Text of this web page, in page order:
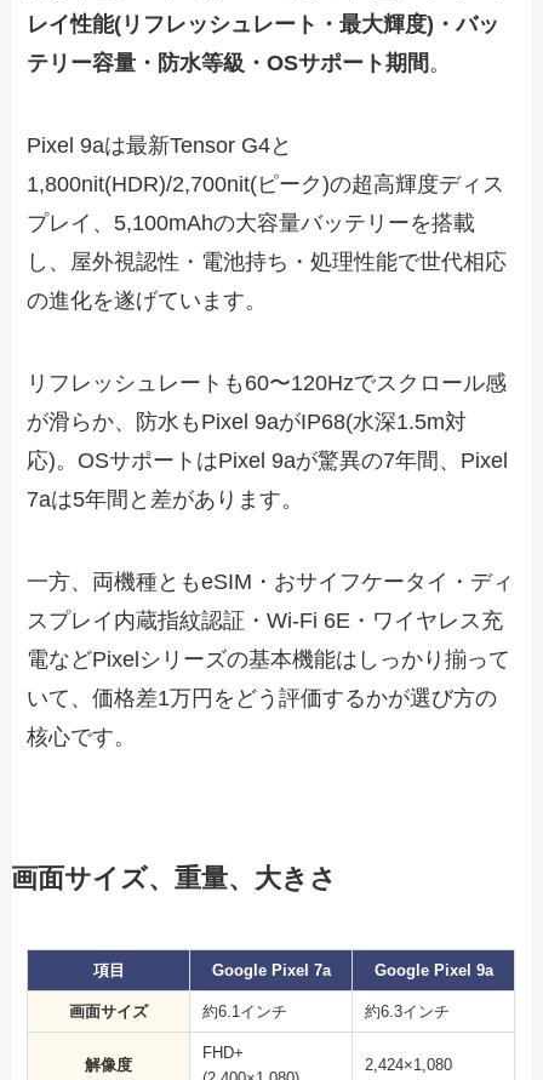
レイ性能(リフレッシュレート・最大輝度)・バッ
テリー容量・防水等級・OSサポート期間。
Pixel 9aは最新Tensor G4と
1,800nit(HDR)/2,700nit(ピーク)の超高輝度ディス
プレイ、5,100mAhの大容量バッテリーを搭載
し、屋外視認性・電池持ち・処理性能で世代相応
の進化を遂げています。
リフレッシュレートも60〜120Hzでスクロール感
が滑らか、防水もPixel 9aがIP68(水深1.5m対
応)。OSサポートはPixel 9aが驚異の7年間、Pixel
7aは5年間と差があります。
一方、両機種ともeSIM・おサイフケータイ・ディ
スプレイ内蔵指紋認証・Wi-Fi 6E・ワイヤレス充
電などPixelシリーズの基本機能はしっかり揃って
いて、価格差1万円をどう評価するかが選び方の
核心です。
画面サイズ、重量、大きさ
項目 Google Pixel 7a Google Pixel 9a
画面サイズ 約6.1インチ 約6.3インチ
解像度
FHD+
2,424×1,080